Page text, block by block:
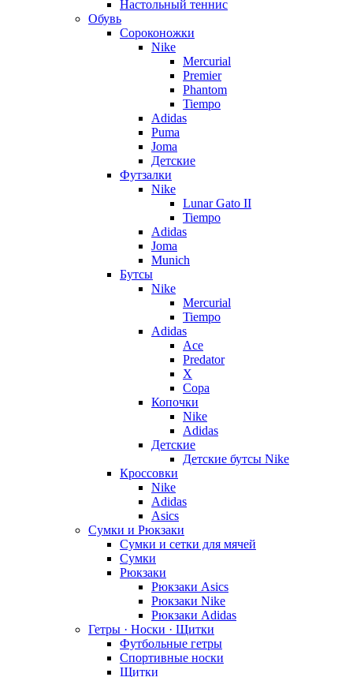
Настольный теннис
Обувь
Сороконожки
Nike
Mercurial
Premier
Phantom
Tiempo
Adidas
Puma
Joma
Детские
Футзалки
Nike
Lunar Gato II
Tiempo
Adidas
Joma
Munich
Бутсы
Nike
Mercurial
Tiempo
Adidas
Ace
Predator
X
Copa
Копочки
Nike
Adidas
Детские
Детские бутсы Nike
Кроссовки
Nike
Adidas
Asics
Сумки и Рюкзаки
Сумки и сетки для мячей
Сумки
Рюкзаки
Рюкзаки Asics
Рюкзаки Nike
Рюкзаки Adidas
Гетры · Носки · Щитки
Футбольные гетры
Спортивные носки
Щитки